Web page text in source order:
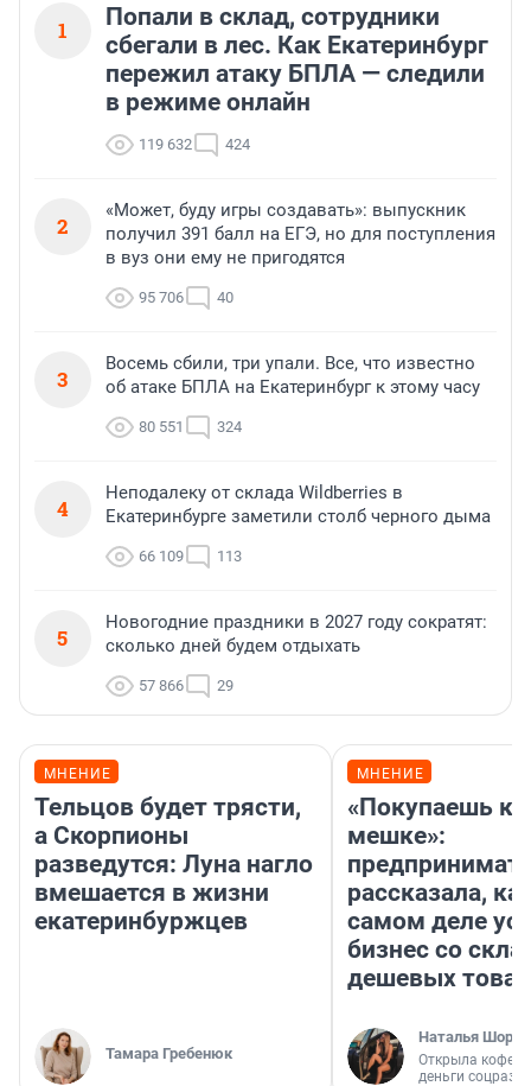
1
Попали в склад, сотрудники
сбегали в лес. Как Екатеринбург
пережил атаку БПЛА — следили
в режиме онлайн
119 632 424
2
«Может, буду игры создавать»: выпускник
получил 391 балл на ЕГЭ, но для поступления
в вуз они ему не пригодятся
95 706 40
3
Восемь сбили, три упали. Все, что известно
об атаке БПЛА на Екатеринбург к этому часу
80 551 324
4
Неподалеку от склада Wildberries в
Екатеринбурге заметили столб черного дыма
66 109 113
5
Новогодние праздники в 2027 году сократят:
сколько дней будем отдыхать
57 866 29
МНЕНИЕ
Тельцов будет трясти,
а Скорпионы
разведутся: Луна нагло
вмешается в жизни
екатеринбуржцев
Тамара Гребенюк
МНЕНИЕ
«Покупаешь
мешке»:
рассказала,
самом деле
бизнес со
дешевых
Наталья
Открыла
деньги